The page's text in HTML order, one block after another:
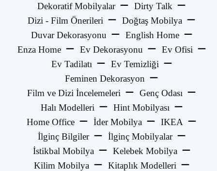
Dekoratif Mobilyalar
Dirty Talk
Dizi - Film Önerileri
Doğtaş Mobilya
Duvar Dekorasyonu
English Home
Enza Home
Ev Dekorasyonu
Ev Ofisi
Ev Tadilatı
Ev Temizliği
Feminen Dekorasyon
Film ve Dizi İncelemeleri
Genç Odası
Halı Modelleri
Hint Mobilyası
Home Office
İder Mobilya
IKEA
İlginç Bilgiler
İlginç Mobilyalar
İstikbal Mobilya
Kelebek Mobilya
Kilim Mobilya
Kitaplık Modelleri